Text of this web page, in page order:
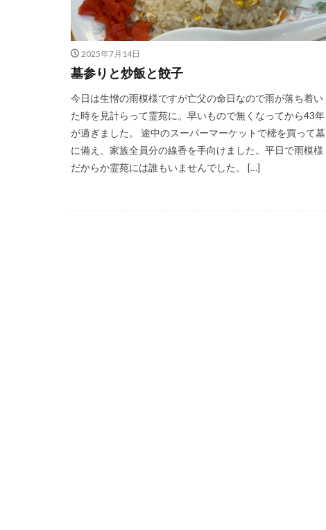
2025年7月14日
墓参りと炒飯と餃子
今日は生憎の雨模様ですが亡父の命日なので雨が落ち着い
た時を見計らって霊苑に。早いもので無くなってから43年
が過ぎました。 途中のスーパーマーケットで樒を買って墓
に備え、家族全員分の線香を手向けました。平日で雨模様
だからか霊苑には誰もいませんでした。 […]